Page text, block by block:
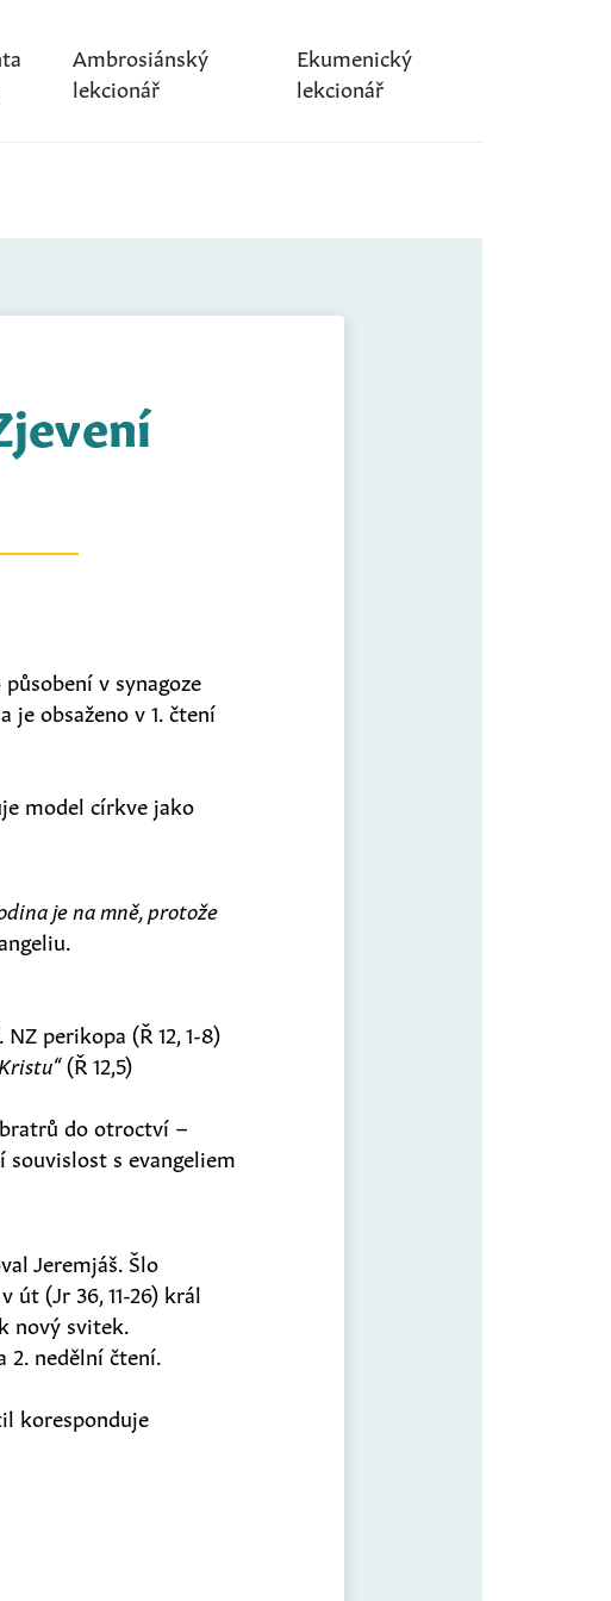
Ambrosiánský
lekcionář
Ekumenický
lekcionář
v synagoze
je obsaženo v 1. čtení
model církve jako
je na mně, protože
perikopa (Ř 12, 1-8)
(Ř 12,5)
bratrů do otroctví –
souvislost s evangeliem
Jeremjáš. Šlo
út (Jr 36, 11-26) král
nový svitek.
2. nedělní čtení.
koresponduje